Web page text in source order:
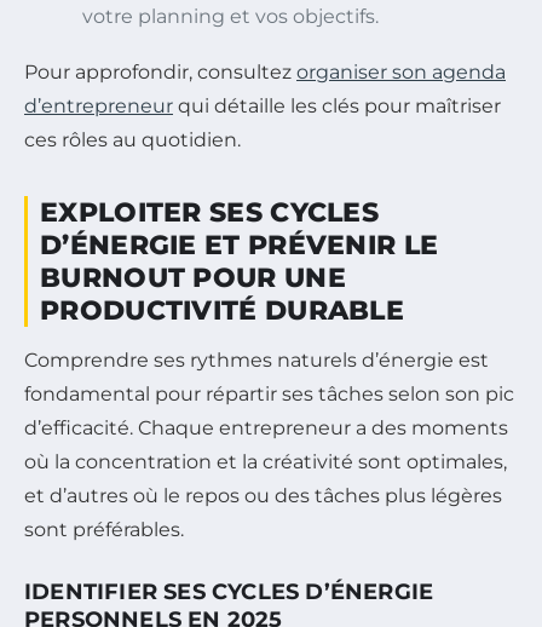
votre planning et vos objectifs.
Pour approfondir, consultez organiser son agenda
d’entrepreneur qui détaille les clés pour maîtriser
ces rôles au quotidien.
EXPLOITER SES CYCLES
D’ÉNERGIE ET PRÉVENIR LE
BURNOUT POUR UNE
PRODUCTIVITÉ DURABLE
Comprendre ses rythmes naturels d’énergie est
fondamental pour répartir ses tâches selon son pic
d’efficacité. Chaque entrepreneur a des moments
où la concentration et la créativité sont optimales,
et d’autres où le repos ou des tâches plus légères
sont préférables.
IDENTIFIER SES CYCLES D’ÉNERGIE
PERSONNELS EN 2025